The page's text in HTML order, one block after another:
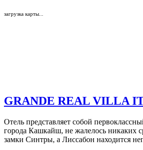
загрузка карты...
GRANDE REAL VILLA
Отель представляет собой
города Кашкайш, не жалелось никаких
замки Синтры, а Лиссабон находится